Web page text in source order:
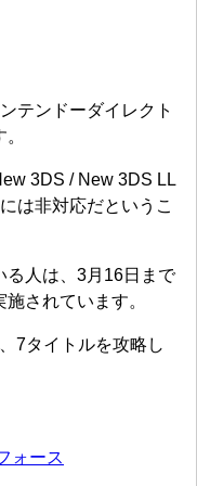
テンドーダイレクト
3DS / New 3DS LL
は非対応だというこ
る人は、3月16日まで
されています。
7タイトルを攻略し
ォース